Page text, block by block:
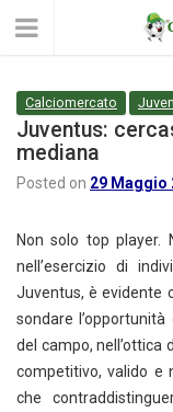
Calciomercato
Juventus:
mediana
Posted on 29 Maggio
Non solo top
nell’esercizio di
Juventus, è evidente
sondare
del campo, nell’ottica
competitivo, valido e
che